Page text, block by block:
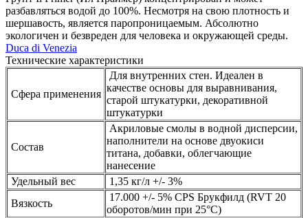
разбавляться водой до 100%. Несмотря на свою плотность и
шершавость, является паропроницаемым. Абсолютно
экологичен и безвреден для человека и окружающей среды.
Duca di Venezia
Технические характеристики
Сфера применения
Для внутренних стен. Идеален в
качестве основы для выравнивания,
старой штукатурки, декоративной
штукатурки
Состав
Акриловые смолы в водной дисперсии,
наполнители на основе двуокиси
титана, добавки, облегчающие
нанесение
Удельный вес
1,35 кг/л +/- 3%
Вязкость
17.000 +/- 5% CPS Брукфилд (RVT 20
оборотов/мин при 25°С)